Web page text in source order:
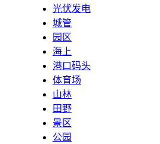
光伏发电
城管
园区
海上
港口码头
体育场
山林
田野
景区
公园